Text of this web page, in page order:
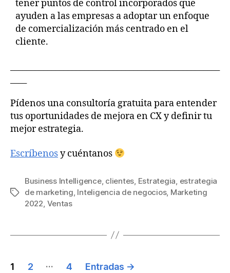
tener puntos de control incorporados que
ayuden a las empresas a adoptar un enfoque
de comercialización más centrado en el
cliente.
Pídenos una consultoría gratuita para entender
tus oportunidades de mejora en CX y definir tu
mejor estrategia.
Escríbenosy cuéntanos
Business Intelligence, clientes Estrategia estrategia
de marketing Inteligencia de negocios, Marketing
2022 Ventas
1 2 … 4 Entradas →